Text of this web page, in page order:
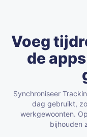
Voeg
de
Synchroniseer
dag gebruikt,
werkgewoonten.
bijhouden